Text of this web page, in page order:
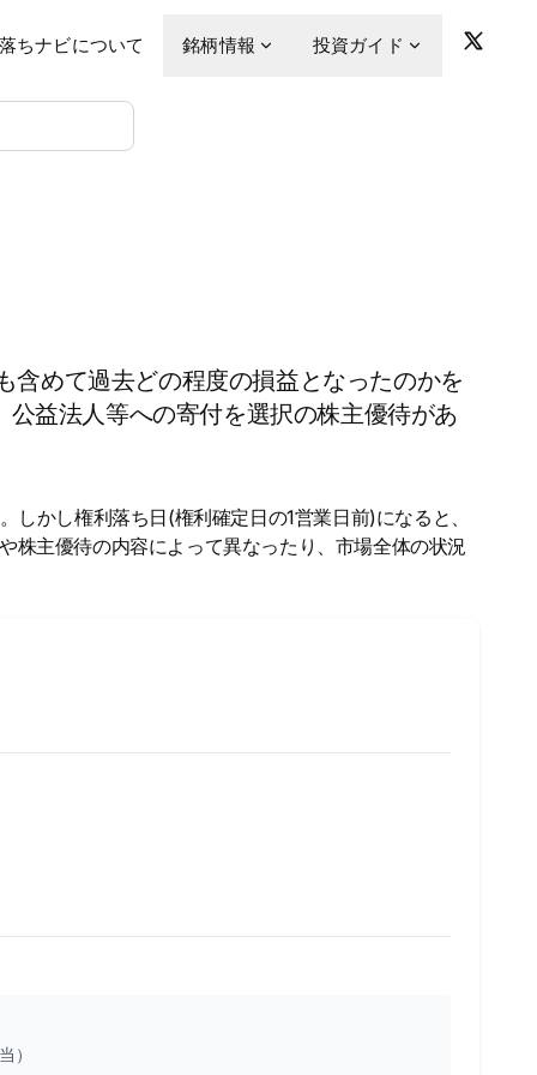
ちナビについて 銘柄情報 投資ガイド
含めて過去どの程度の損益となったのかを
益法人等への寄付を選択の株主優待があ
かし権利落ち日(権利確定日の1営業日前)になると、
株主優待の内容によって異なったり、市場全体の状況
）